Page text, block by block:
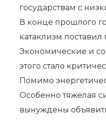
государствам с
В конце прошлого
катаклизм
Экономические и
этого стало
Помимо
Особенно тяжелая
вынуждены